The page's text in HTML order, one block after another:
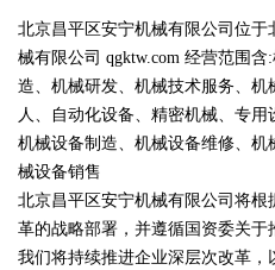
北京昌平区安宁机械有限公司位
械有限公司 qgktw.com 经营范围
造、机械研发、机械技术服务、
人、自动化设备、精密机械、专用
机械设备制造、机械设备维修、
械设备销售
北京昌平区安宁机械有限公司将
革的战略部署，并遵循国资委关于
我们将持续推进企业深层次改革